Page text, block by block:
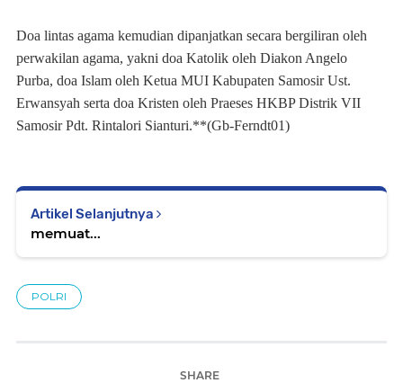
Doa lintas agama kemudian dipanjatkan secara bergiliran oleh
perwakilan agama, yakni doa Katolik oleh Diakon Angelo
Purba, doa Islam oleh Ketua MUI Kabupaten Samosir Ust.
Erwansyah serta doa Kristen oleh Praeses HKBP Distrik VII
Samosir Pdt. Rintalori Sianturi.**(Gb-Ferndt01)
Artikel Selanjutnya
memuat...
POLRI
SHARE